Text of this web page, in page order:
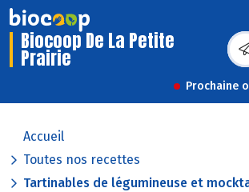
Biocoop De La Petite
Prairie
Prochaine
Accueil
Toutes nos recettes
Tartinables de légumineuse et